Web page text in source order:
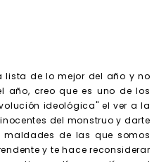
lista de lo mejor del año y no
año, creo que es uno de los
ideológica" el ver a la
del monstruo y darte
de las que somos
y te hace reconsiderar